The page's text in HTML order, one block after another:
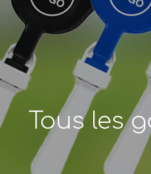
Tous les